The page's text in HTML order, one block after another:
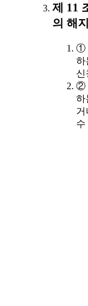
제 11
의 해
①
하
신
②
하
거
수